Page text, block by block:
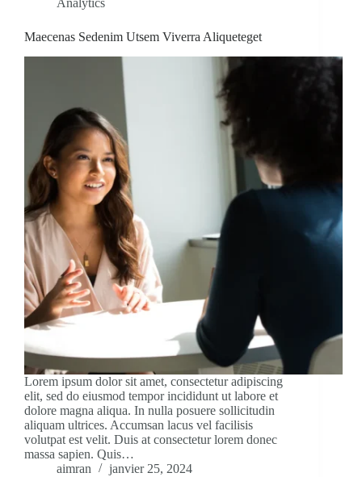
Analytics
Maecenas Sedenim Utsem Viverra Aliqueteget
Lorem ipsum dolor sit amet, consectetur adipiscing
elit, sed do eiusmod tempor incididunt ut labore et
dolore magna aliqua. In nulla posuere sollicitudin
aliquam ultrices. Accumsan lacus vel facilisis
volutpat est velit. Duis at consectetur lorem donec
massa sapien. Quis…
aimran
janvier 25, 2024